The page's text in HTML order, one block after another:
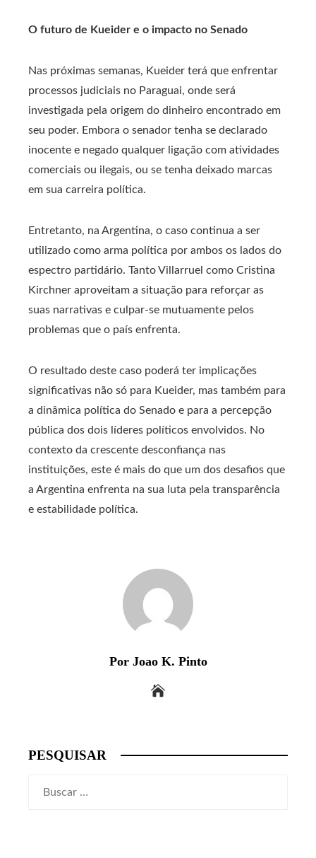
O futuro de Kueider e o impacto no Senado
Nas próximas semanas, Kueider terá que enfrentar
processos judiciais no Paraguai, onde será
investigada pela origem do dinheiro encontrado em
seu poder. Embora o senador tenha se declarado
inocente e negado qualquer ligação com atividades
comerciais ou ilegais, ou se tenha deixado marcas
em sua carreira política.
Entretanto, na Argentina, o caso continua a ser
utilizado como arma política por ambos os lados do
espectro partidário. Tanto Villarruel como Cristina
Kirchner aproveitam a situação para reforçar as
suas narrativas e culpar-se mutuamente pelos
problemas que o país enfrenta.
O resultado deste caso poderá ter implicações
significativas não só para Kueider, mas também para
a dinâmica política do Senado e para a percepção
pública dos dois líderes políticos envolvidos. No
contexto da crescente desconfiança nas
instituições, este é mais do que um dos desafios que
a Argentina enfrenta na sua luta pela transparência
e estabilidade política.
Por Joao K. Pinto
PESQUISAR